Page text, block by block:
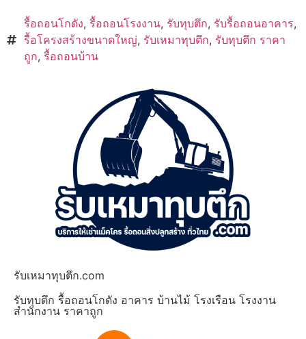
รื้อถอนโกดัง, รื้อถอนโรงงาน, รับทุบตึก, รับรื้อถอนอาคาร,
รื้อโครงสร้างขนาดใหญ่, รับเหมาทุบตึก, รับทุบตึก ราคา
ถูก, รื้อถอนบ้าน
รับเหมาทุบตึก.com
รับทุบตึก รื้อถอนโกดัง อาคาร บ้านไม้ โรงเรือน โรงงาน
สำนักงาน ราคาถูก